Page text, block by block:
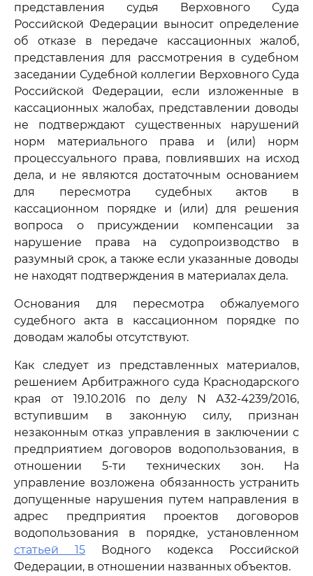
представления судья Верховного Суда
Российской Федерации выносит определение
об отказе в передаче кассационных жалоб,
представления для рассмотрения в судебном
заседании Судебной коллегии Верховного Суда
Российской Федерации, если изложенные в
кассационных жалобах, представлении доводы
не подтверждают существенных нарушений
норм материального права и (или) норм
процессуального права, повлиявших на исход
дела, и не являются достаточным основанием
для пересмотра судебных актов в
кассационном порядке и (или) для решения
вопроса о присуждении компенсации за
нарушение права на судопроизводство в
разумный срок, а также если указанные доводы
не находят подтверждения в материалах дела.
Основания для пересмотра обжалуемого
судебного акта в кассационном порядке по
доводам жалобы отсутствуют.
Как следует из представленных материалов,
решением Арбитражного суда Краснодарского
края от 19.10.2016 по делу N А32-4239/2016,
вступившим в законную силу, признан
незаконным отказ управления в заключении с
предприятием договоров водопользования, в
отношении 5-ти технических зон. На
управление возложена обязанность устранить
допущенные нарушения путем направления в
адрес предприятия проектов договоров
водопользования в порядке, установленном
статьей 15 Водного кодекса Российской
Федерации, в отношении названных объектов.